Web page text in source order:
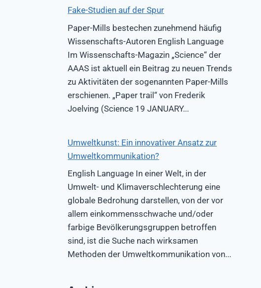
Fake-Studien auf der Spur
Paper-Mills bestechen zunehmend häufig
Wissenschafts-Autoren English Language
Im Wissenschafts-Magazin „Science“ der
AAAS ist aktuell ein Beitrag zu neuen Trends
zu Aktivitäten der sogenannten Paper-Mills
erschienen. „Paper trail“ von Frederik
Joelving (Science 19 JANUARY...
Umweltkunst: Ein innovativer Ansatz zur
Umweltkommunikation?
English Language In einer Welt, in der
Umwelt- und Klimaverschlechterung eine
globale Bedrohung darstellen, von der vor
allem einkommensschwache und/oder
farbige Bevölkerungsgruppen betroffen
sind, ist die Suche nach wirksamen
Methoden der Umweltkommunikation von...